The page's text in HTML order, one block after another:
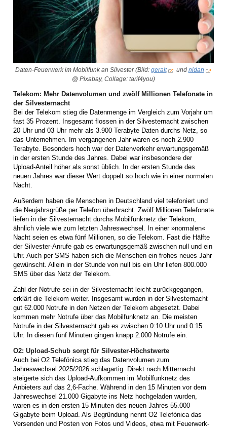
Daten-Feuerwerk im Mobilfunk an Silvester (Bild: geralt und nidan
@ Pixabay, Collage: tarif4you)
Telekom: Mehr Datenvolumen und zwölf Millionen Telefonate in
der Silvesternacht
Bei der Telekom stieg die Datenmenge im Vergleich zum Vorjahr um
fast 35 Prozent. Insgesamt flossen in der Silvesternacht zwischen
20 Uhr und 03 Uhr mehr als 3.900 Terabyte Daten durchs Netz, so
das Unternehmen. Im vergangenen Jahr waren es noch 2.900
Terabyte. Besonders hoch war der Datenverkehr erwartungsgemäß
in der ersten Stunde des Jahres. Dabei war insbesondere der
Upload-Anteil höher als sonst üblich. In der ersten Stunde des
neuen Jahres war dieser Wert doppelt so hoch wie in einer normalen
Nacht.
Außerdem haben die Menschen in Deutschland viel telefoniert und
die Neujahrsgrüße per Telefon überbracht. Zwölf Millionen Telefonate
liefen in der Silvesternacht durchs Mobilfunknetz der Telekom,
ähnlich viele wie zum letzten Jahreswechsel. In einer »normalen«
Nacht seien es etwa fünf Millionen, so die Telekom. Fast die Hälfte
der Silvester-Anrufe gab es erwartungsgemäß zwischen null und ein
Uhr. Auch per SMS haben sich die Menschen ein frohes neues Jahr
gewünscht. Allein in der Stunde von null bis ein Uhr liefen 800.000
SMS über das Netz der Telekom.
Zahl der Notrufe sei in der Silvesternacht leicht zurückgegangen,
erklärt die Telekom weiter. Insgesamt wurden in der Silvesternacht
gut 62.000 Notrufe in den Netzen der Telekom abgesetzt. Dabei
kommen mehr Notrufe über das Mobilfunknetz an. Die meisten
Notrufe in der Silvesternacht gab es zwischen 0:10 Uhr und 0:15
Uhr. In diesen fünf Minuten gingen knapp 2.000 Notrufe ein.
O2: Upload-Schub sorgt für Silvester-Höchstwerte
Auch bei O2 Telefónica stieg das Datenvolumen zum
Jahreswechsel 2025/2026 schlagartig. Direkt nach Mitternacht
steigerte sich das Upload-Aufkommen im Mobilfunknetz des
Anbieters auf das 2,6-Fache. Während in den 15 Minuten vor dem
Jahreswechsel 21.000 Gigabyte ins Netz hochgeladen wurden,
waren es in den ersten 15 Minuten des neuen Jahres 55.000
Gigabyte beim Upload. Als Begründung nennt O2 Telefónica das
Versenden und Posten von Fotos und Videos, etwa mit Feuerwerk-